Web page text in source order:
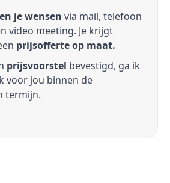
je wensen via mail, telefoon
video meeting. Je krijgt
prijsofferte op maat.
prijsvoorstel bevestigd, ga ik
voor jou binnen de
termijn.